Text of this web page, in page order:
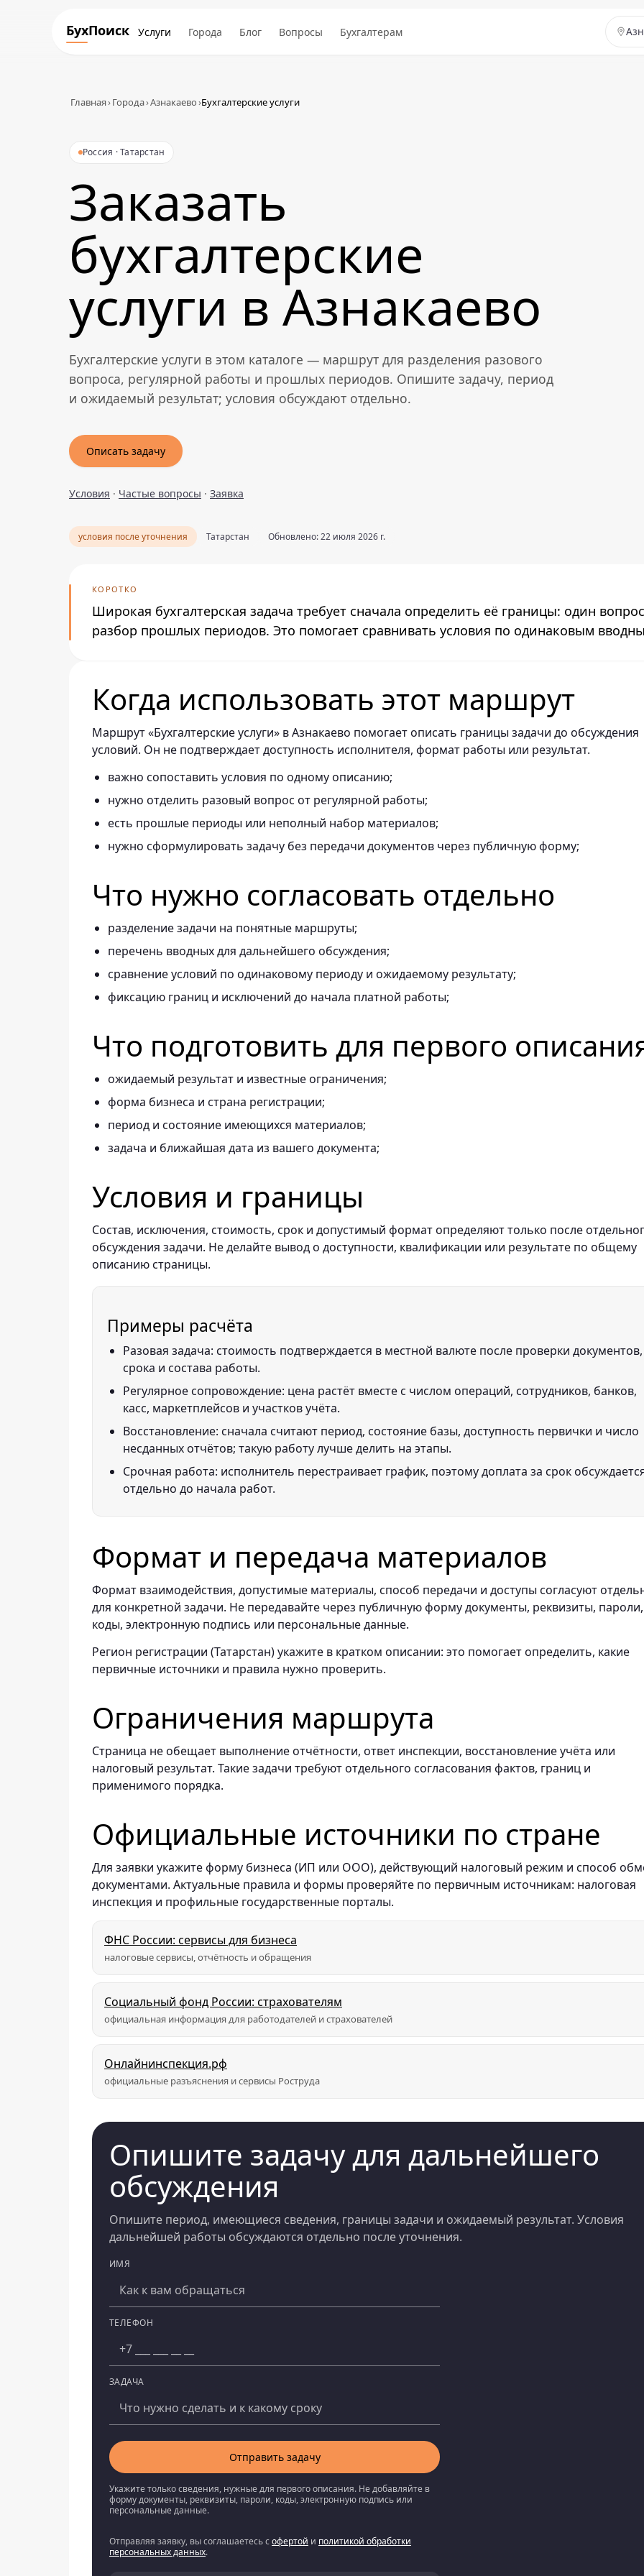
БухПоиск Услуги Города Блог Вопросы Бухгалтерам
Главная›Города›Азнакаево›Бухгалтерские услуги
Россия · Татарстан
Заказать
бухгалтерские
услуги в Азнакаево
Бухгалтерские услуги в этом каталоге — маршрут для разделения разового
вопроса, регулярной работы и прошлых периодов. Опишите задачу, период
и ожидаемый результат; условия обсуждают отдельно.
Описать задачу
Условия · Частые вопросы · Заявка
условия после уточнения Татарстан Обновлено: 22 июля 2026 г.
КОРОТКО
Широкая бухгалтерская задача требует сначала определить её границы: один
разбор прошлых периодов. Это помогает сравнивать условия по одинаковым
Когда использовать этот маршрут
Маршрут «Бухгалтерские услуги» в Азнакаево помогает описать границы задачи до обсуждения
условий. Он не подтверждает доступность исполнителя, формат работы или результат.
важно сопоставить условия по одному описанию;
нужно отделить разовый вопрос от регулярной работы;
есть прошлые периоды или неполный набор материалов;
нужно сформулировать задачу без передачи документов через публичную форму;
Что нужно согласовать отдельно
разделение задачи на понятные маршруты;
перечень вводных для дальнейшего обсуждения;
сравнение условий по одинаковому периоду и ожидаемому результату;
фиксацию границ и исключений до начала платной работы;
Что подготовить для первого
ожидаемый результат и известные ограничения;
форма бизнеса и страна регистрации;
период и состояние имеющихся материалов;
задача и ближайшая дата из вашего документа;
Условия и границы
Состав, исключения, стоимость, срок и допустимый формат определяют только после
обсуждения задачи. Не делайте вывод о доступности, квалификации или результате по общему
описанию страницы.
Примеры расчёта
Разовая задача: стоимость подтверждается в местной валюте после проверки документов,
срока и состава работы.
Регулярное сопровождение: цена растёт вместе с числом операций, сотрудников, банков,
касс, маркетплейсов и участков учёта.
Восстановление: сначала считают период, состояние базы, доступность первички и число
несданных отчётов; такую работу лучше делить на этапы.
Срочная работа: исполнитель перестраивает график, поэтому доплата за срок
отдельно до начала работ.
Формат и передача материалов
Формат взаимодействия, допустимые материалы, способ передачи и доступы согласуют
для конкретной задачи. Не передавайте через публичную форму документы, реквизиты, пароли,
коды, электронную подпись или персональные данные.
Регион регистрации (Татарстан) укажите в кратком описании: это помогает определить, какие
первичные источники и правила нужно проверить.
Ограничения маршрута
Страница не обещает выполнение отчётности, ответ инспекции, восстановление учёта или
налоговый результат. Такие задачи требуют отдельного согласования фактов, границ и
применимого порядка.
Официальные источники по стране
Для заявки укажите форму бизнеса (ИП или ООО), действующий налоговый режим и способ
документами. Актуальные правила и формы проверяйте по первичным источникам: налоговая
инспекция и профильные государственные порталы.
ФНС России: сервисы для бизнеса
налоговые сервисы, отчётность и обращения
Социальный фонд России: страхователям
официальная информация для работодателей и страхователей
Онлайнинспекция.рф
официальные разъяснения и сервисы Роструда
Опишите задачу для дальнейшего
обсуждения
Опишите период, имеющиеся сведения, границы задачи и ожидаемый результат. Условия
дальнейшей работы обсуждаются отдельно после уточнения.
ИМЯ
ТЕЛЕФОН
ЗАДАЧА
Компания
Отправить задачу
Укажите только сведения, нужные для первого описания. Не добавляйте в
форму документы, реквизиты, пароли, коды, электронную подпись или
персональные данные.
Отправляя заявку, вы соглашаетесь софертой и политикой обработки
персональных данных.